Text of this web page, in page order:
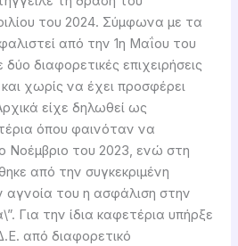
του 2024. Σύμφωνα με τα
από την 1η Μαΐου του
διαφορετικές επιχειρήσεις
χωρίς να έχει προσφέρει
είχε δηλωθεί ως
όπου φαινόταν να
Νοέμβριο του 2023, ενώ στη
από την συγκεκριμένη
αγνοία του η ασφάλιση στην
Για την ίδια καφετέρια υπήρξε
από διαφορετικό